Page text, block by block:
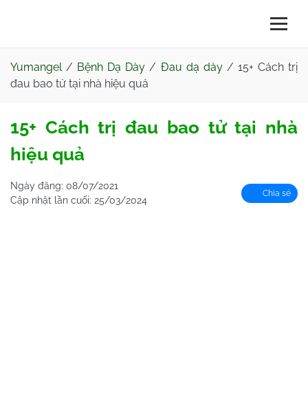
Yumangel/ Bệnh Dạ Dày / Đau dạ dày/ 15+ Cách trị
đau bao tử tại nhà hiệu quả
15+ Cách trị đau bao tử tại nhà
hiệu quả
Ngày đăng: 08/07/2021
Cập nhật lần cuối: 25/03/2024
Chia sẻ